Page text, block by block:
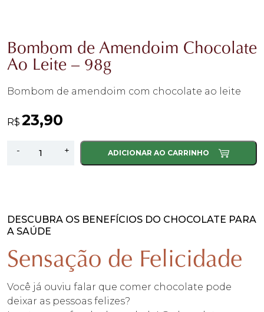
Bombom de Amendoim Chocolate
Ao Leite – 98g
Bombom de amendoim com chocolate ao leite
R$ 23,90
-
Bombom
Leite
quantidade
+ ADICIONAR AO CARRINHO
DESCUBRA OS BENEFÍCIOS DO CHOCOLATE PARA
A SAÚDE
Sensação de Felicidade
Você já ouviu falar que comer chocolate pode
deixar as pessoas felizes?